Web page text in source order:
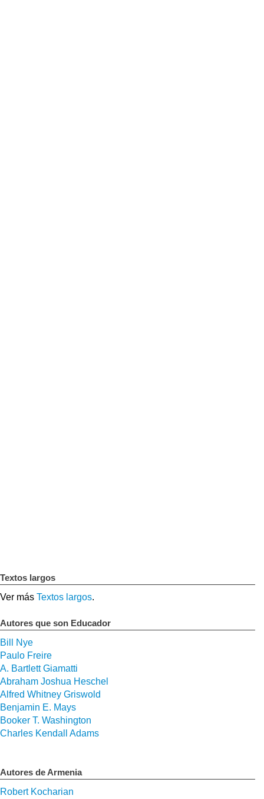
Textos largos
Ver más Textos largos.
Autores que son Educador
Bill Nye
Paulo Freire
A. Bartlett Giamatti
Abraham Joshua Heschel
Alfred Whitney Griswold
Benjamin E. Mays
Booker T. Washington
Charles Kendall Adams
Autores de Armenia
Robert Kocharian